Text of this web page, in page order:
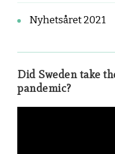
Nyhetsåret 2021
Did Sweden take
pandemic?